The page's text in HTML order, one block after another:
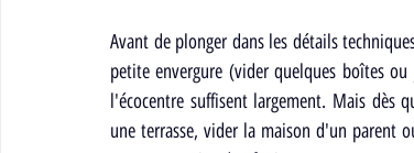
Avant de plonger dans les détails
petite envergure (vider quelques boîtes
l'écocentre suffisent largement. Mais dès
une terrasse, vider la maison d'un parent